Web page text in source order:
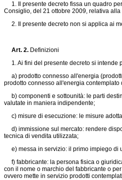
1. Il presente decreto fissa un quadro
Consiglio, del 21 ottobre 2009, relativa
2. Il presente decreto non si applica ai
Art. 2. Definizioni
1. Ai fini del presente decreto si intende
a) prodotto connesso all'energia
prodotto connesso all'energia
b) componenti e sottounità: le parti
valutate in maniera indipendente;
c) misure di esecuzione: le misure
d) immissione sul mercato: rendere
tecnica di vendita utilizzata;
e) messa in servizio: il primo impiego di
f) fabbricante: la persona fisica o
con il nome o marchio del fabbricante o
ovvero mette in servizio prodotti